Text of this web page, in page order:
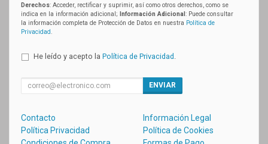
Derechos: Acceder, rectificar y suprimir, así como otros derechos, como se
indica en la información adicional;
Información Adicional : Puede consultar
la información completa de Protección de Datos en nuestra Política de
Privacidad
He leído y acepto la Política de Privacidad
ENVIAR
Contacto
Información Legal
Política Privacidad
Política de Cookies